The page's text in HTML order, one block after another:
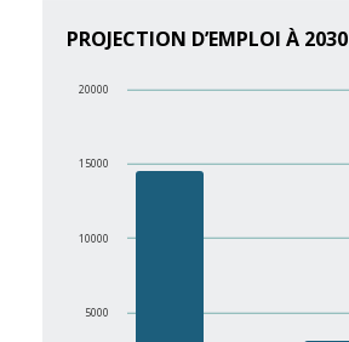
PROJECTION D’EMPLOI À 2030
5000
10000
15000
20000